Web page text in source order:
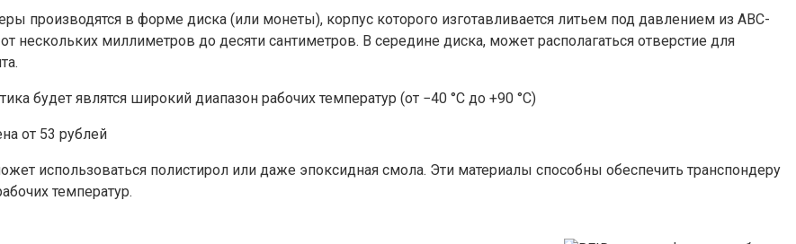
производятся в форме диска (или монеты), корпус которого изготавливается литьем под давлением из АВС-
нескольких миллиметров до десяти сантиметров. В середине диска, может располагаться отверстие для
будет являтся широкий диапазон рабочих температур (от −40 °C до +90 °C)
от 53 рублей
использоваться полистирол или даже эпоксидная смола. Эти материалы способны обеспечить транспондеру
температур.